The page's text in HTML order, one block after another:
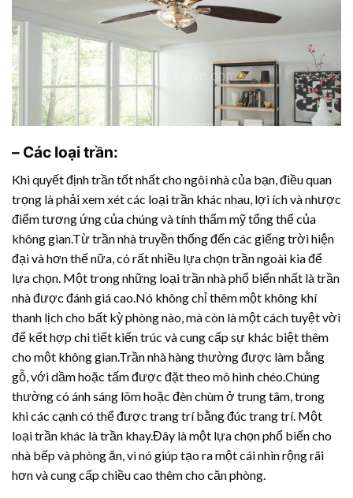
– Các loại trần:
Khi quyết định trần tốt nhất cho ngôi nhà của bạn, điều quan
trọng là phải xem xét các loại trần khác nhau, lợi ích và nhược
điểm tương ứng của chúng và tính thẩm mỹ tổng thể của
không gian.Từ trần nhà truyền thống đến các giếng trời hiện
đại và hơn thế nữa, có rất nhiều lựa chọn trần ngoài kia để
lựa chọn. Một trong những loại trần nhà phổ biến nhất là trần
nhà được đánh giá cao.Nó không chỉ thêm một không khí
thanh lịch cho bất kỳ phòng nào, mà còn là một cách tuyệt vời
để kết hợp chi tiết kiến trúc và cung cấp sự khác biệt thêm
cho một không gian.Trần nhà hàng thường được làm bằng
gỗ, với dầm hoặc tấm được đặt theo mô hình chéo.Chúng
thường có ánh sáng lõm hoặc đèn chùm ở trung tâm, trong
khi các cạnh có thể được trang trí bằng đúc trang trí. Một
loại trần khác là trần khay.Đây là một lựa chọn phổ biến cho
nhà bếp và phòng ăn, vì nó giúp tạo ra một cái nhìn rộng rãi
hơn và cung cấp chiều cao thêm cho căn phòng.